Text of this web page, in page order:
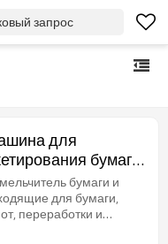
запрос
для
бумаги
валом
бумаги и
для бумаги,
переработки и